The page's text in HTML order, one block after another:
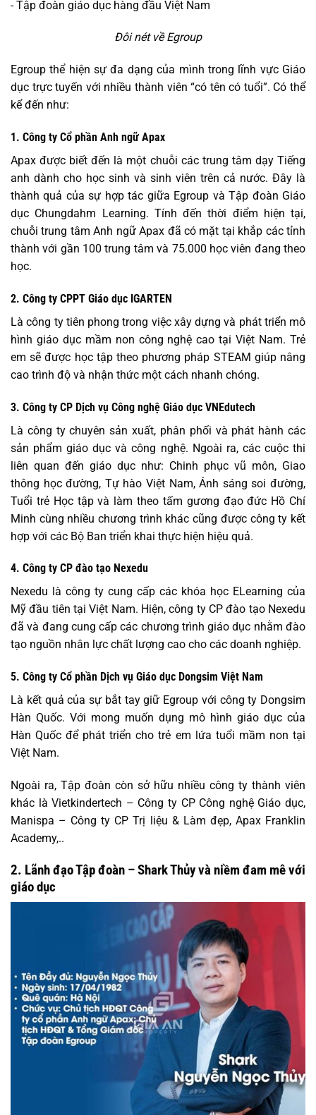
Đôi nét về Egroup
Egroup thể hiện sự đa dạng của mình trong lĩnh vực Giáo
dục trực tuyến với nhiều thành viên “có tên có tuổi”. Có thể
kể đến như:
1. Công ty Cổ phần Anh ngữ Apax
Apax được biết đến là một chuỗi các trung tâm dạy Tiếng
anh dành cho học sinh và sinh viên trên cả nước. Đây là
thành quả của sự hợp tác giữa Egroup và Tập đoàn Giáo
dục Chungdahm Learning. Tính đến thời điểm hiện tại,
chuỗi trung tâm Anh ngữ Apax đã có mặt tại khắp các tỉnh
thành với gần 100 trung tâm và 75.000 học viên đang theo
học.
2. Công ty CPPT Giáo dục IGARTEN
Là công ty tiên phong trong việc xây dựng và phát triển mô
hình giáo dục mầm non công nghệ cao tại Việt Nam. Trẻ
em sẽ được học tập theo phương pháp STEAM giúp nâng
cao trình độ và nhận thức một cách nhanh chóng.
3. Công ty CP Dịch vụ Công nghệ Giáo dục VNEdutech
Là công ty chuyên sản xuất, phân phối và phát hành các
sản phẩm giáo dục và công nghệ. Ngoài ra, các cuộc thi
liên quan đến giáo dục như: Chinh phục vũ môn, Giao
thông học đường, Tự hào Việt Nam, Ánh sáng soi đường,
Tuổi trẻ Học tập và làm theo tấm gương đạo đức Hồ Chí
Minh cùng nhiều chương trình khác cũng được công ty kết
hợp với các Bộ Ban triển khai thực hiện hiệu quả.
4. Công ty CP đào tạo Nexedu
Nexedu là công ty cung cấp các khóa học ELearning của
Mỹ đầu tiên tại Việt Nam. Hiện, công ty CP đào tạo Nexedu
đã và đang cung cấp các chương trình giáo dục nhằm đào
tạo nguồn nhân lực chất lượng cao cho các doanh nghiệp.
5. Công ty Cổ phần Dịch vụ Giáo dục Dongsim Việt Nam
Là kết quả của sự bắt tay giữ Egroup với công ty Dongsim
Hàn Quốc. Với mong muốn dụng mô hình giáo dục của
Hàn Quốc để phát triển cho trẻ em lứa tuổi mầm non tại
Việt Nam.
Ngoài ra, Tập đoàn còn sở hữu nhiều công ty thành viên
khác là Vietkindertech – Công ty CP Công nghệ Giáo dục,
Manispa – Công ty CP Trị liệu & Làm đẹp, Apax Franklin
Academy,..
2. Lãnh đạo Tập đoàn – Shark Thủy và niềm đam mê với
giáo dục